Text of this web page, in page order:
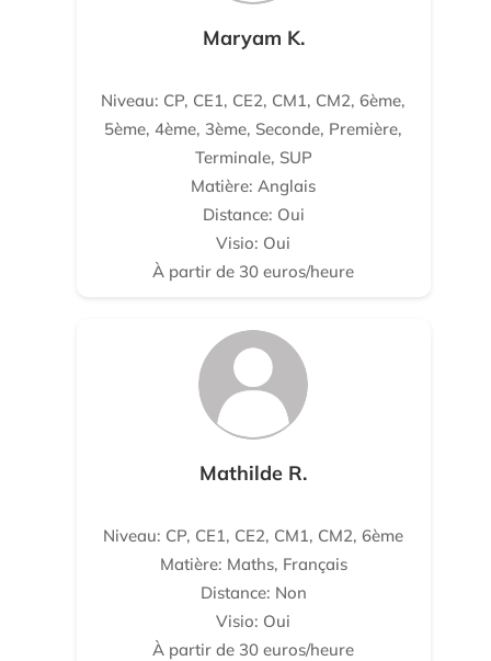
Maryam K.
Niveau: CP, CE1, CE2, CM1, CM2, 6ème,
5ème, 4ème, 3ème, Seconde, Première,
Terminale, SUP
Matière: Anglais
Distance: Oui
Visio: Oui
À partir de 30 euros/heure
Mathilde R.
Niveau: CP, CE1, CE2, CM1, CM2, 6ème
Matière: Maths, Français
Distance: Non
Visio: Oui
À partir de 30 euros/heure